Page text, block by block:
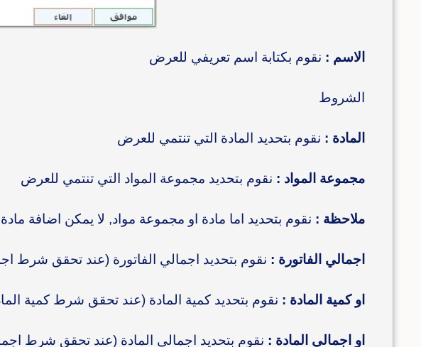
الاسم : نقوم بكتابة اسم تعريفي للعرض
الشروط
المادة : نقوم بتحديد المادة التي تنتمي للعرض
مجموعة المواد : نقوم بتحديد مجموعة المواد التي تنتمي للعرض
ملاحظة : نقوم بتحديد اما مادة او مجموعة مواد, لا يمكن اضافة
اجمالي الفاتورة : نقوم بتحديد اجمالي الفاتورة (عند تحقق شرط
او كمية المادة : نقوم بتحديد كمية المادة (عند تحقق شرط كمية
او اجمالي المادة : نقوم بتحديد اجمالي المادة (عند تحقق شرط